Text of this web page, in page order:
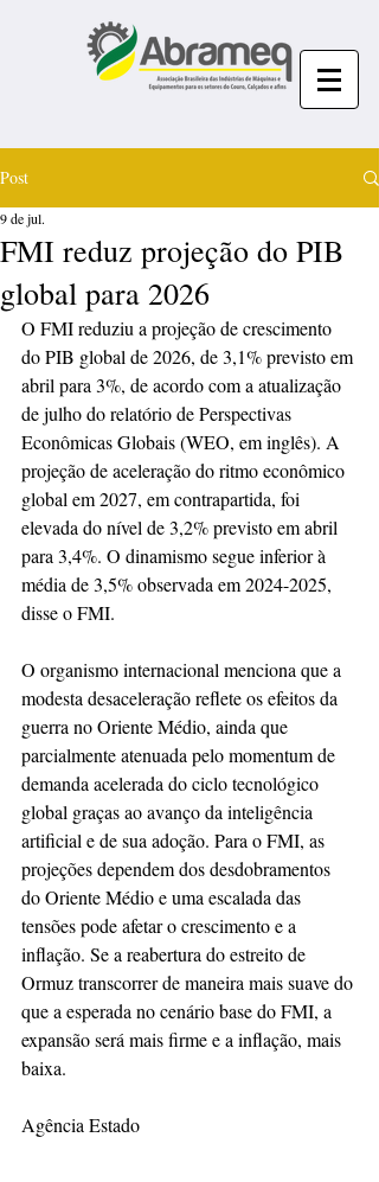
Post
FMI reduz projeção do PIB
global para 2026
9 de jul.
O FMI reduziu a projeção de crescimento
do PIB global de 2026, de 3,1% previsto em
abril para 3%, de acordo com a atualização
de julho do relatório de Perspectivas
Econômicas Globais (WEO, em inglês). A
projeção de aceleração do ritmo econômico
global em 2027, em contrapartida, foi
elevada do nível de 3,2% previsto em abril
para 3,4%. O dinamismo segue inferior à
média de 3,5% observada em 2024-2025,
disse o FMI.
O organismo internacional menciona que a
modesta desaceleração reflete os efeitos da
guerra no Oriente Médio, ainda que
parcialmente atenuada pelo momentum de
demanda acelerada do ciclo tecnológico
global graças ao avanço da inteligência
artificial e de sua adoção. Para o FMI, as
projeções dependem dos desdobramentos
do Oriente Médio e uma escalada das
tensões pode afetar o crescimento e a
inflação. Se a reabertura do estreito de
Ormuz transcorrer de maneira mais suave do
que a esperada no cenário base do FMI, a
expansão será mais firme e a inflação, mais
baixa.
Agência Estado